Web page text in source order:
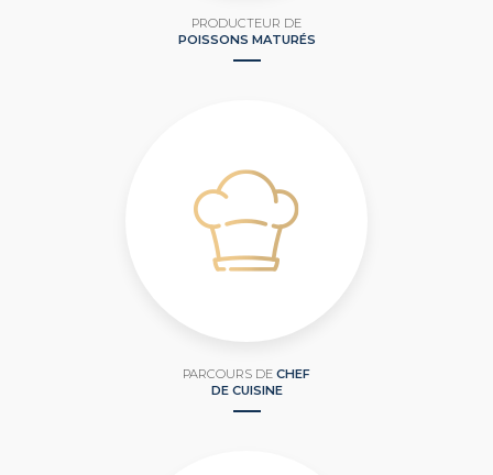
PRODUCTEUR DE
POISSONS MATURÉS
PARCOURS DE CHEF
DE CUISINE